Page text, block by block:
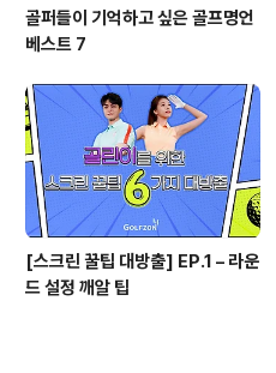
골퍼들이 기억하고 싶은 골프명언
베스트 7
[스크린 꿀팁 대방출] EP.1 – 라운
드 설정 깨알 팁